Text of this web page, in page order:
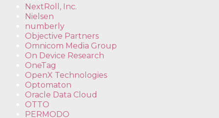
NextRoll, Inc.
Nielsen
numberly
Objective Partners
Omnicom Media Group
On Device Research
OneTag
OpenX Technologies
Optomaton
Oracle Data Cloud
OTTO
PERMODO